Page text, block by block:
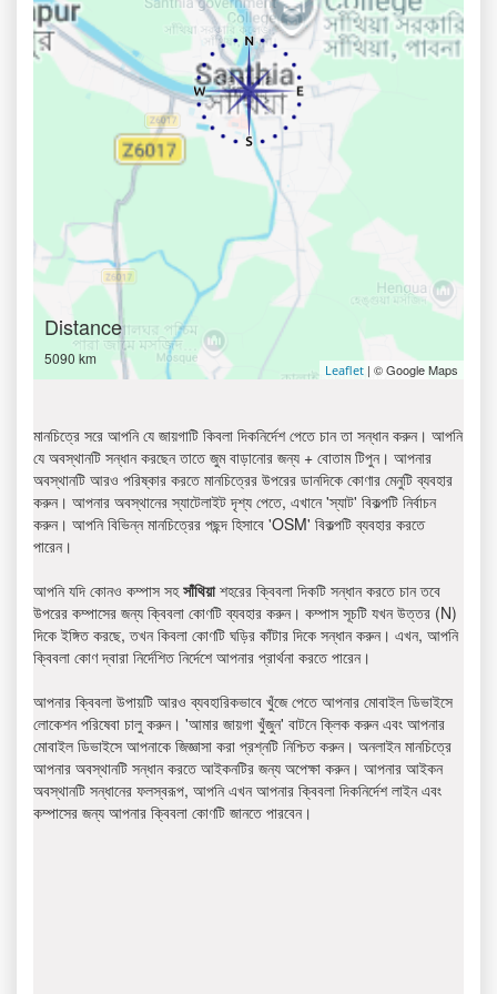
Distance
5090 km
Leaflet | © Google Maps
মানচিত্রে সরে আপনি যে জায়গাটি কিবলা দিকনির্দেশ পেতে চান তা সন্ধান করুন। আপনি
যে অবস্থানটি সন্ধান করছেন তাতে জুম বাড়ানোর জন্য + বোতাম টিপুন। আপনার
অবস্থানটি আরও পরিষ্কার করতে মানচিত্রের উপরের ডানদিকে কোণার মেনুটি ব্যবহার
করুন। আপনার অবস্থানের স্যাটেলাইট দৃশ্য পেতে, এখানে 'স্যাট' বিকল্পটি নির্বাচন
করুন। আপনি বিভিন্ন মানচিত্রের পছন্দ হিসাবে 'OSM' বিকল্পটি ব্যবহার করতে
পারেন।
আপনি যদি কোনও কম্পাস সহসাঁথিয়াশহরের ক্বিবলা দিকটি সন্ধান করতে চান তবে
উপরের কম্পাসের জন্য ক্বিবলা কোণটি ব্যবহার করুন। কম্পাস সূচটি যখন উত্তর (N)
দিকে ইঙ্গিত করছে, তখন কিবলা কোণটি ঘড়ির কাঁটার দিকে সন্ধান করুন। এখন, আপনি
ক্বিবলা কোণ দ্বারা নির্দেশিত নির্দেশে আপনার প্রার্থনা করতে পারেন।
আপনার ক্বিবলা উপায়টি আরও ব্যবহারিকভাবে খুঁজে পেতে আপনার মোবাইল ডিভাইসে
লোকেশন পরিষেবা চালু করুন। 'আমার জায়গা খুঁজুন' বাটনে ক্লিক করুন এবং আপনার
মোবাইল ডিভাইসে আপনাকে জিজ্ঞাসা করা প্রশ্নটি নিশ্চিত করুন। অনলাইন মানচিত্রে
আপনার অবস্থানটি সন্ধান করতে আইকনটির জন্য অপেক্ষা করুন। আপনার আইকন
অবস্থানটি সন্ধানের ফলস্বরূপ, আপনি এখন আপনার ক্বিবলা দিকনির্দেশ লাইন এবং
কম্পাসের জন্য আপনার ক্বিবলা কোণটি জানতে পারবেন।